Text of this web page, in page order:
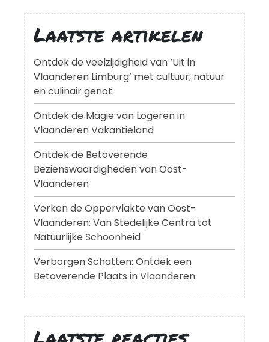
Laatste artikelen
Ontdek de veelzijdigheid van ‘Uit in
Vlaanderen Limburg’ met cultuur, natuur
en culinair genot
Ontdek de Magie van Logeren in
Vlaanderen Vakantieland
Ontdek de Betoverende
Bezienswaardigheden van Oost-
Vlaanderen
Verken de Oppervlakte van Oost-
Vlaanderen: Van Stedelijke Centra tot
Natuurlijke Schoonheid
Verborgen Schatten: Ontdek een
Betoverende Plaats in Vlaanderen